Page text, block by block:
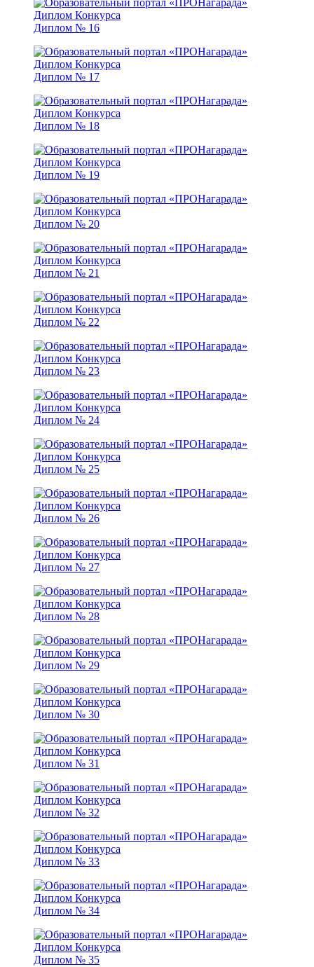
Диплом № 16
Диплом № 17
Диплом № 18
Диплом № 19
Диплом № 20
Диплом № 21
Диплом № 22
Диплом № 23
Диплом № 24
Диплом № 25
Диплом № 26
Диплом № 27
Диплом № 28
Диплом № 29
Диплом № 30
Диплом № 31
Диплом № 32
Диплом № 33
Диплом № 34
Диплом № 35